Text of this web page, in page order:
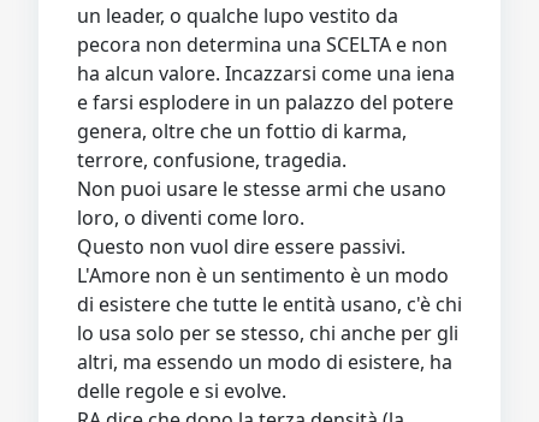
un leader, o qualche lupo vestito da
pecora non determina una SCELTA e non
ha alcun valore. Incazzarsi come una iena
e farsi esplodere in un palazzo del potere
genera, oltre che un fottio di karma,
terrore, confusione, tragedia.
Non puoi usare le stesse armi che usano
loro, o diventi come loro.
Questo non vuol dire essere passivi.
L'Amore non è un sentimento è un modo
di esistere che tutte le entità usano, c'è chi
lo usa solo per se stesso, chi anche per gli
altri, ma essendo un modo di esistere, ha
delle regole e si evolve.